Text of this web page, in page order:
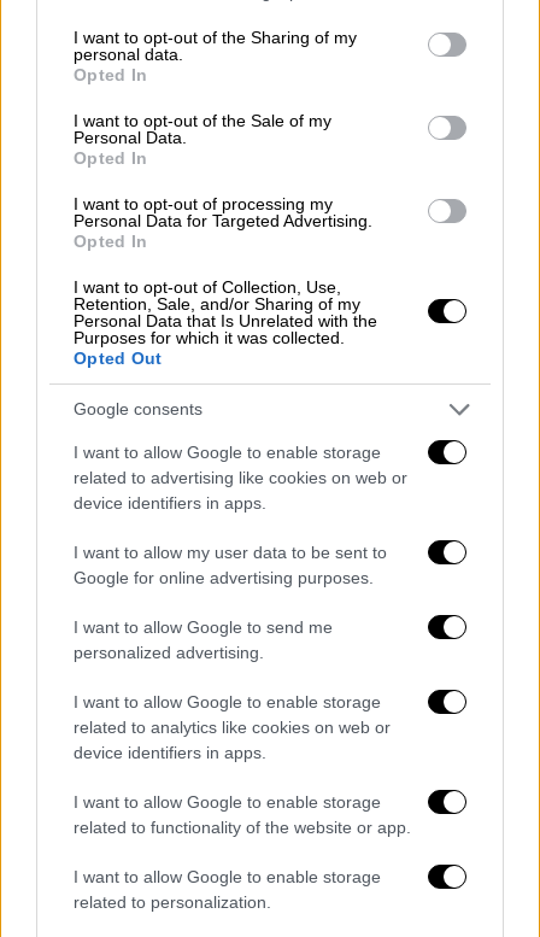
not limited to your visit or usage behaviour. You may click to
grant or deny consent to Google and its third-party tags to
use your data for below specified purposes in below Google
consent section.
I want to opt-out of the Sharing of my
personal data.
Opted In
I want to opt-out of the Sale of my
Personal Data.
Opted In
I want to opt-out of processing my
Personal Data for Targeted Advertising.
Opted In
I want to opt-out of Collection, Use,
Retention, Sale, and/or Sharing of my
Personal Data that Is Unrelated with the
Purposes for which it was collected.
Opted Out
Google consents
I want to allow Google to enable storage
related to advertising like cookies on web or
device identifiers in apps.
I want to allow my user data to be sent to
Google for online advertising purposes.
I want to allow Google to send me
personalized advertising.
I want to allow Google to enable storage
related to analytics like cookies on web or
device identifiers in apps.
I want to allow Google to enable storage
related to functionality of the website or app.
I want to allow Google to enable storage
related to personalization.
μόνο να υποδύεται «τελείως φρικιά».
Batman με Ρόμπερτ Πάτινσον: Πηγή
έμπνευσης για τον σκηνοθέτη ήταν ο
Kurt Cobain των Nirvana
O σκηνοθέτης τηςνέας ταινίας Batman, Ματ
επιβεβαίωσε σε πρόσφατη συνέντευξή
που υποδύεται οΡόμπερτ Πάτινσον ήταν
αρχηγός των Nirvana, Κερτ Κομπέιν
. Σε
συνέντευξή του στο
εξήγησε ότι αποφασίστηκε ναεπικεντρωθεί
σε μια διαφορετική πλευρά του Μπρους, ενώ
έγραψε την πρώτη σκηνή και άκουγε
Something In The Way» των Nirvana, το
οποίο ακούγεται επίσης στο πρώτο τρέιλερ
της ταινίας.
«Τότε σκέφτηκα ότι, αντί να παρουσιάσω
τον Μπρους Γουέιν ωςplayboy
που έχουμε
ήδη δει, υπάρχει μια άλλη εκδοχή που έχει
περάσει μια μεγάλη τραγωδία και έγινε
ερημίτης. Άρχισα λοιπόν να κάνω αυτή τη
σύνδεση με την ταινία "
της μυθιστορηματικής εκδοχής του Κερτ
Κομπέιν να βρίσκεται σε αυτό το αρχοντικό
σε παρακμή» αποκάλυψε.